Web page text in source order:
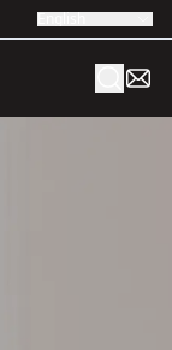
English